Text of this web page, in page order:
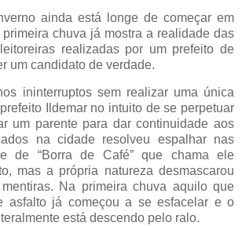
ainda está longe de começar em
chuva já mostra a realidade das
realizadas por um prefeito de
um candidato de verdade.
ininterruptos sem realizar uma única
Ildemar no intuito de se perpetuar
um parente para dar continuidade aos
na cidade resolveu espalhar nas
de “Borra de Café” que chama ele
mas a própria natureza desmascarou
Na primeira chuva aquilo que
asfalto já começou a se esfacelar e o
está descendo pelo ralo.